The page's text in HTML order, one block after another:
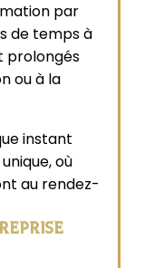
par
de temps à
prolongés
ou à la
instant
où
au rendez-